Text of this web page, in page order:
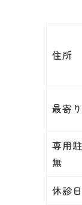
住所
最寄
専用
無
休診日